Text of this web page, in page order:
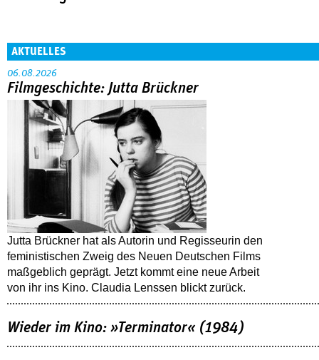
AKTUELLES
06.08.2026
Filmgeschichte: Jutta Brückner
Jutta Brückner hat als Autorin und Regisseurin den
feministischen Zweig des Neuen Deutschen Films
maßgeblich geprägt. Jetzt kommt eine neue Arbeit
von ihr ins Kino. Claudia Lenssen blickt zurück.
Wieder im Kino: »Terminator« (1984)